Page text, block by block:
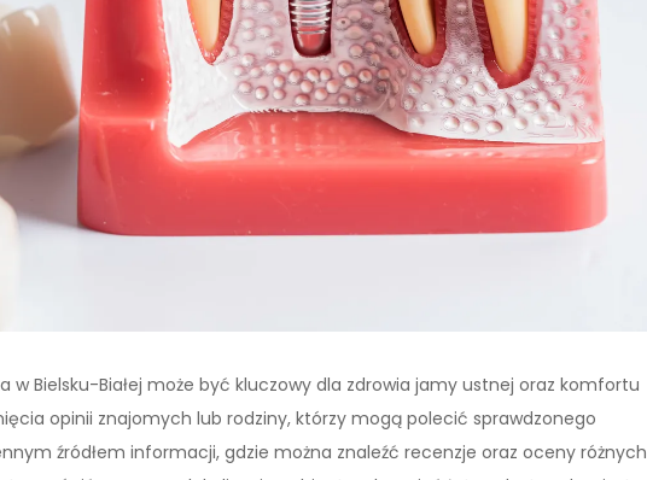
Bielsku-Białej może być kluczowy dla zdrowia jamy ustnej oraz komfortu
opinii znajomych lub rodziny, którzy mogą polecić sprawdzonego
źródłem informacji, gdzie można znaleźć recenzje oraz oceny różnych